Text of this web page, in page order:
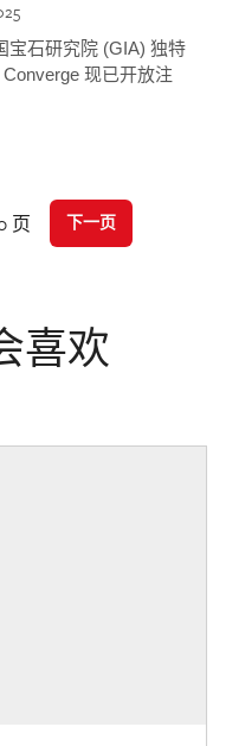
宝石研究院 (GIA) 独特
现已开放注
页 下一页
喜欢